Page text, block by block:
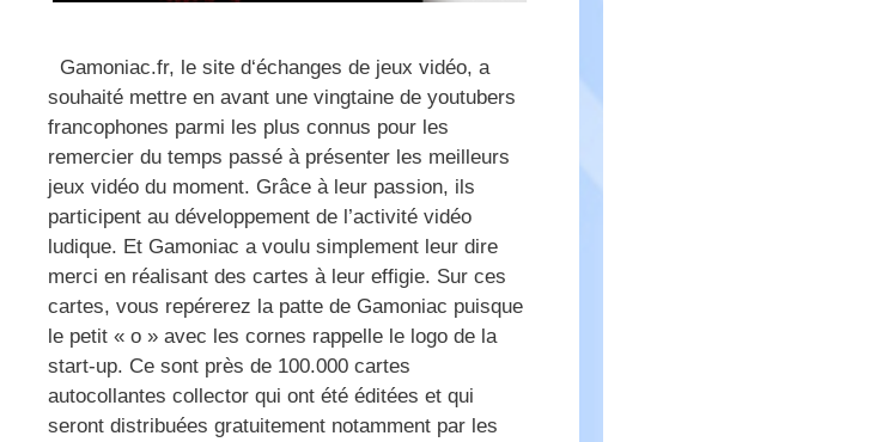
Gamoniac.fr, le site d‘échanges de jeux vidéo, a
souhaité mettre en avant une vingtaine de youtubers
francophones parmi les plus connus pour les
remercier du temps passé à présenter les meilleurs
jeux vidéo du moment. Grâce à leur passion, ils
participent au développement de l’activité vidéo
ludique. Et Gamoniac a voulu simplement leur dire
merci en réalisant des cartes à leur effigie. Sur ces
cartes, vous repérerez la patte de Gamoniac puisque
le petit « o » avec les cornes rappelle le logo de la
start-up. Ce sont près de 100.000 cartes
autocollantes collector qui ont été éditées et qui
seront distribuées gratuitement notamment par les